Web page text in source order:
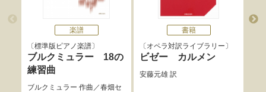
楽譜
標準版ピアノ楽譜
ブルクミュラー 18の
練習曲
ブルクミュラー 作曲／春畑セ
書籍
オペラ対訳ライブラリー
ビゼー カルメン
安藤元雄訳